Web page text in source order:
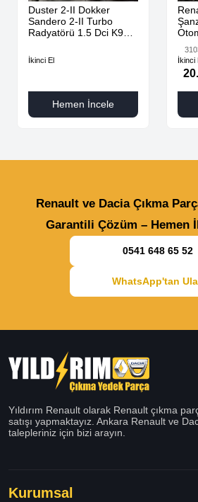
Duster 2-II Dokker
Sandero 2-II Turbo
Radyatörü 1.5 Dci K9K
144967867R-
İkinci El
Hemen İncele
İkinci
Renault ve Dacia Çıkma
Garantili Çözüm – Hemen
0541 648 65 52
WhatsApp'tan
Yıldırım Renault olarak Renault çıkma
satışı yapmaktayız. Ankara Renault ve
talepleriniz için bizi arayın.
Kurumsal